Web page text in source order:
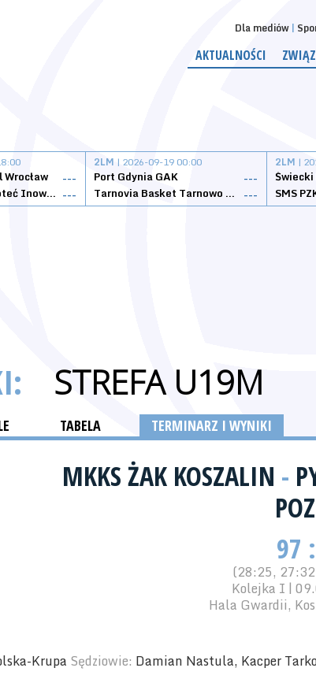
Dla mediów
AKTUALNOŚCI
---
KSK Qemetica Noteć Inowrocław ---
2LM | 2026-09-19 00:00
Port Gdynia GAK
---
Tarnovia Basket Tarnowo Podgórne ---
2LM |
SMS
STREFA U19M
TABELA TERMINARZ I WYNIKI
MKKS ŻAK KOSZALIN -
97
(28:25,
Kolejka I |
Hala Gwardii,
Krupa Sędziowie: Damian Nastula, Kacper